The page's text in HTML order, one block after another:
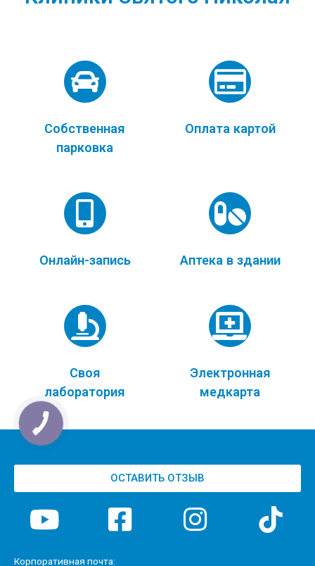
Собственная
парковка
Оплата картой
Онлайн-запись Аптека в здании
Своя
лаборатория
Электронная
медкарта
ОСТАВИТЬ ОТЗЫВ
Корпоративная почта: